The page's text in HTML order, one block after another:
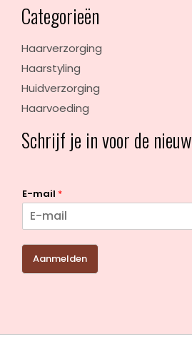
Categorieën
Haarverzorging
Haarstyling
Huidverzorging
Haarvoeding
Schrijf je in voor de
E-mail *
Aanmelden